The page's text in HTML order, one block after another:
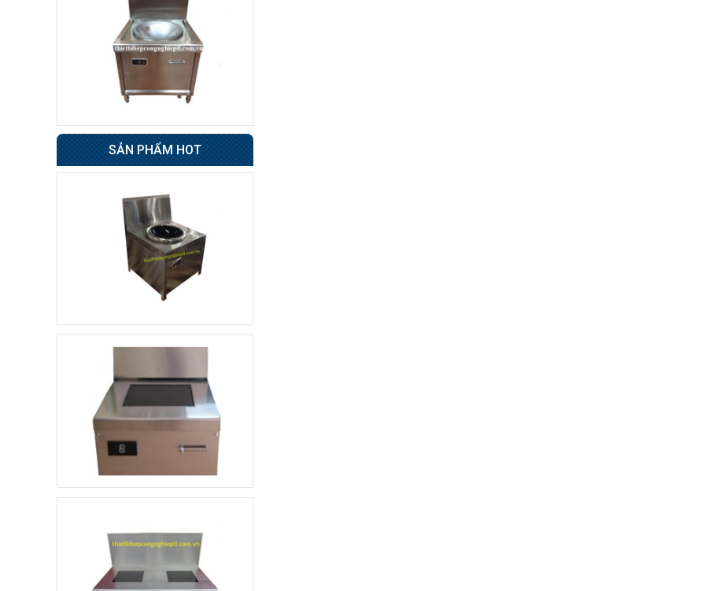
Tủ đông 6 cánh
Giá : 31.500.000 đ
Không áp
4 cánh BERJAYA
49.000.000 đ
48.500.000 đ
dụng
Xe đẩy hàng inox 1
tầng
4.800.000 đ
3.500.000 đ
dụng
10.000.000 đ
8.900.000 đ
Không áp
dụng
Còn hàng
85.000 đ
Không áp
dụng
SẢN PHẨM HOT